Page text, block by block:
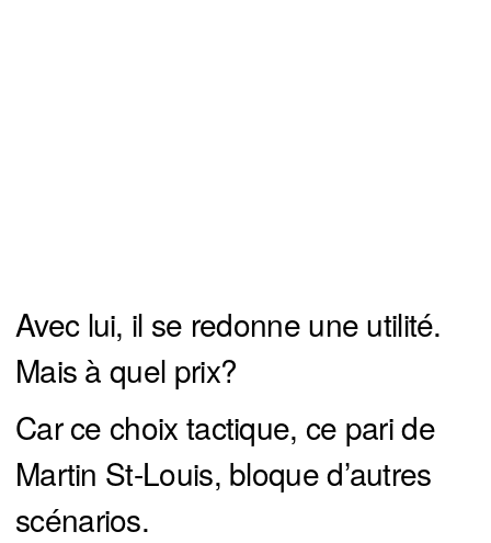
Avec lui, il se redonne une utilité.
Mais à quel prix?
Car ce choix tactique, ce pari de
Martin St-Louis, bloque d’autres
scénarios.